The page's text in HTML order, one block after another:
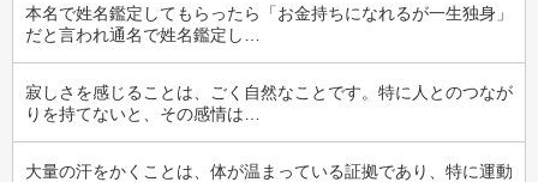
本名で姓名鑑定してもらったら「お金持ちになれるが一生独身」
だと言われ通名で姓名鑑定し…
寂しさを感じることは、ごく自然なことです。特に人とのつなが
りを持てないと、その感情は…
大量の汗をかくことは、体が温まっている証拠であり、特に運動